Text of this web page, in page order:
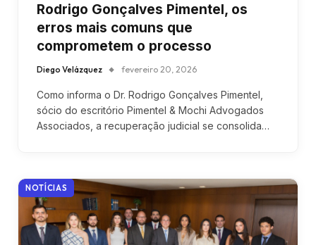
Rodrigo Gonçalves Pimentel, os
erros mais comuns que
comprometem o processo
Diego Velázquez fevereiro 20, 2026
Como informa o Dr. Rodrigo Gonçalves Pimentel,
sócio do escritório Pimentel & Mochi Advogados
Associados, a recuperação judicial se consolida…
NOTÍCIAS